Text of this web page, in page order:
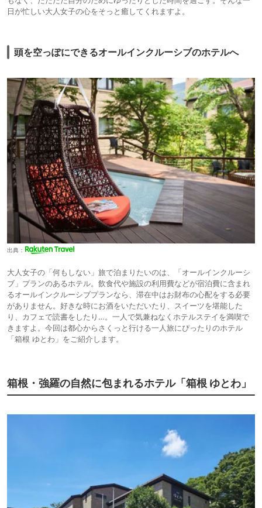
日が忙しい大人女子の心をそっと癒してくれますよ。
頭を空っぽにできるオールインクルーシブのホテルへ
出典：
大人女子の「何もしない」旅で泊まりたいのは、「オールインクルーシ
ブ」プランのあるホテル。飲食代や施設の利用費などが宿泊費に含まれ
るオールインクルーシブプランなら、滞在中はお財布の心配をする必要
がありません。好きな時にお酒をいただいたり、スイーツを堪能した
り、カフェで読書をしたり…。一人で気兼ねなくホテルステイを満喫で
きますよ。今回は都心からさくっと行ける一人旅にぴったりのホテル
「箱根 ゆとわ」をご紹介します。
箱根・強羅の自然に包まれるホテル「箱根 ゆとわ」